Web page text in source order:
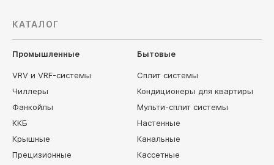
КАТАЛОГ
Промышленные
VRV и VRF-системы
Чиллеры
Фанкойлы
ККБ
Крышные
Прецизионные
Бытовые
Сплит системы
Кондиционеры для квартиры
Мульти-сплит системы
Настенные
Канальные
Кассетные